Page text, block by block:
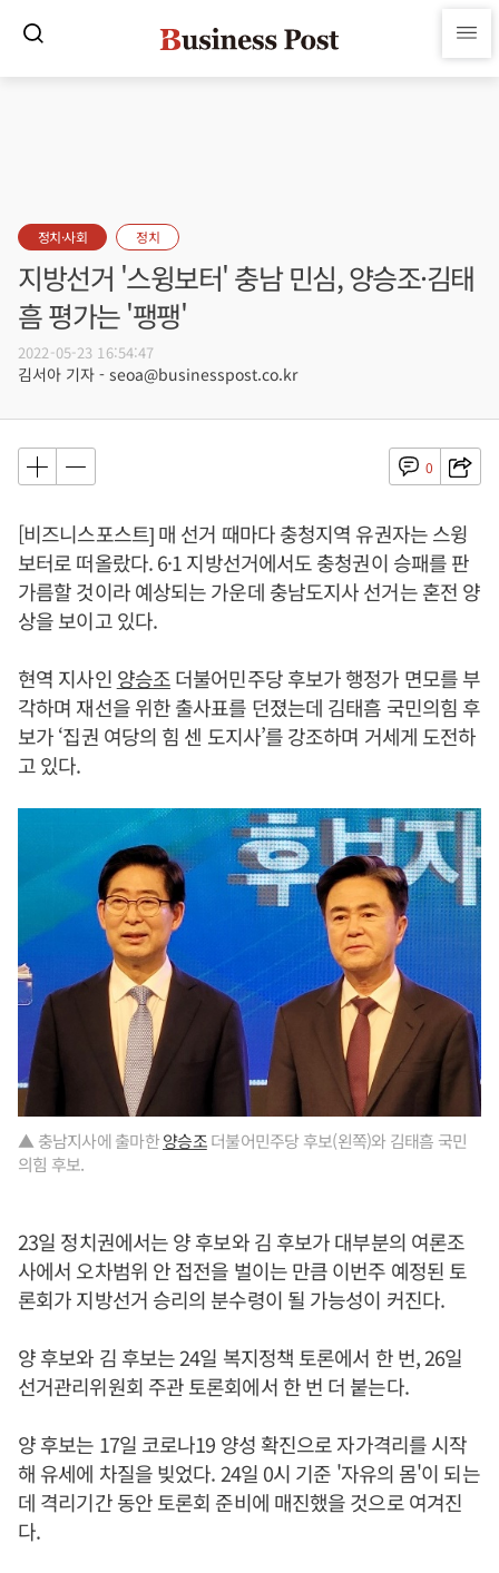
정치·사회 정치
지방선거 '스윙보터' 충남 민심, 양승조·김태
흠 평가는 '팽팽'
2022-05-23 16:54:47
김서아 기자 - seoa@businesspost.co.kr
0
[비즈니스포스트] 매 선거 때마다 충청지역 유권자는 스윙
보터로 떠올랐다. 6·1 지방선거에서도 충청권이 승패를 판
가름할 것이라 예상되는 가운데 충남도지사 선거는 혼전 양
상을 보이고 있다.
현역 지사인 양승조더불어민주당 후보가 행정가 면모를 부
각하며 재선을 위한 출사표를 던졌는데 김태흠 국민의힘 후
보가 ‘집권 여당의 힘 센 도지사’를 강조하며 거세게 도전하
고 있다.
▲ 충남지사에 출마한양승조더불어민주당 후보(왼쪽)와 김태흠 국민
의힘 후보.
23일 정치권에서는 양 후보와 김 후보가 대부분의 여론조
사에서 오차범위 안 접전을 벌이는 만큼 이번주 예정된 토
론회가 지방선거 승리의 분수령이 될 가능성이 커진다.
양 후보와 김 후보는 24일 복지정책 토론에서 한 번, 26일
선거관리위원회 주관 토론회에서 한 번 더 붙는다.
양 후보는 17일 코로나19 양성 확진으로 자가격리를 시작
해 유세에 차질을 빚었다. 24일 0시 기준 '자유의 몸'이 되는
데 격리기간 동안 토론회 준비에 매진했을 것으로 여겨진
다.